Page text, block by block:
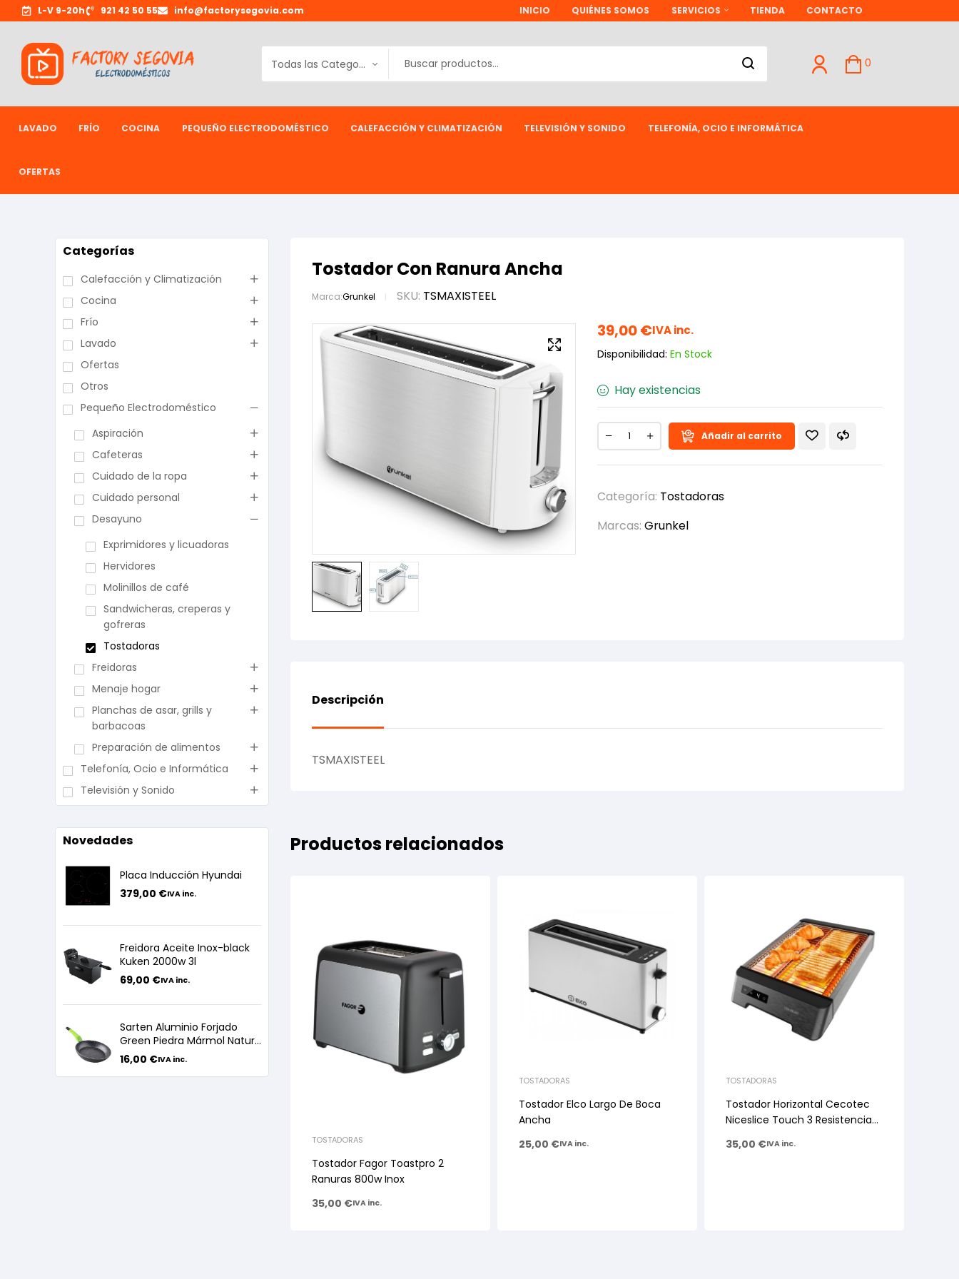
L-V 9-20h 921 42 50 55 info@factorysegovia.com INICIO QUIÉNES SOMOS SERVICIOS TIENDA CONTACTO
Todas las Categorías 0
LAVADO FRÍO COCINA PEQUEÑO ELECTRODOMÉSTICO CALEFACCIÓN Y CLIMATIZACIÓN TELEVISIÓN Y SONIDO TELEFONÍA, OCIO E INFORMÁTICA
OFERTAS
Tostador Con Ranura Ancha
Marca:Grunkel SKU: TSMAXISTEEL
39,00€IVA inc.
Disponibilidad: En Stock
Hay existencias
Añadir al carrito
Categoría: Tostadoras
Marcas: Grunkel
Descripción
TSMAXISTEEL
Productos relacionados
TOSTADORAS
Tostador Fagor Toastpro 2
Ranuras 800w Inox
35,00 €IVA inc.
TOSTADORAS
Tostador Elco Largo De Boca
Ancha
25,00 €IVA inc.
TOSTADORAS
Tostador Horizontal Cecotec
Niceslice Touch 3 Resistencias
35,00 €IVA inc.
Categorías
Calefacción y Climatización
Cocina
Frío
Lavado
Ofertas
Otros
Pequeño Electrodoméstico
Aspiración
Cafeteras
Cuidado de la ropa
Cuidado personal
Desayuno
Exprimidores y licuadoras
Hervidores
Molinillos de café
Sandwicheras, creperas y
gofreras
Tostadoras
Freidoras
Menaje hogar
Planchas de asar, grills y
barbacoas
Preparación de alimentos
Telefonía, Ocio e Informática
Televisión y Sonido
Novedades
Placa Inducción Hyundai
379,00 €IVA inc.
Freidora Aceite Inox-black
Kuken 2000w 3l
69,00 €IVA inc.
Sarten Aluminio Forjado
Green Piedra Mármol Nature
24cm
16,00 €IVA inc.